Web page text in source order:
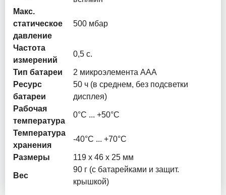
Макс.
статическое
давление
500 мбар
Частота
измерений
0,5 с.
Тип батареи
2 микроэлемента ААА
Ресурс
батареи
50 ч (в среднем, без подсветки
дисплея)
Рабочая
температура
0°C ... +50°C
Температура
хранения
-40°C ... +70°C
Размеры 119 x 46 x 25 мм
Вес
90 г (с батарейками и защит.
крышкой)